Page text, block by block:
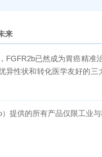
来
FGFR2b已然成为胃癌精
异性状和转化医学友好的
提供的所有产品仅限工业